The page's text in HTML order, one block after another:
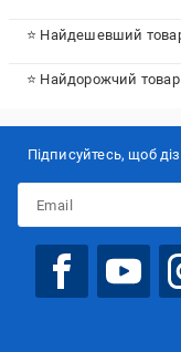
⭐ Найдешевший
⭐ Найдорожчий товар
Підписуйтесь, щоб